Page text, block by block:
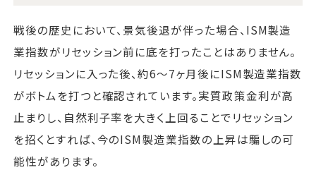
戦後の歴史において、景気後退が伴った場合、ISM製造
業指数がリセッション前に底を打ったことはありません。
リセッションに入った後、約6～7ヶ月後にISM製造業指数
がボトムを打つと確認されています。実質政策金利が高
止まりし、自然利子率を大きく上回ることでリセッション
を招くとすれば、今のISM製造業指数の上昇は騙しの可
能性があります。